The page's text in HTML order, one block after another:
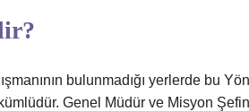
bulunmadığı yerlerde bu
Genel Müdür ve Misyon